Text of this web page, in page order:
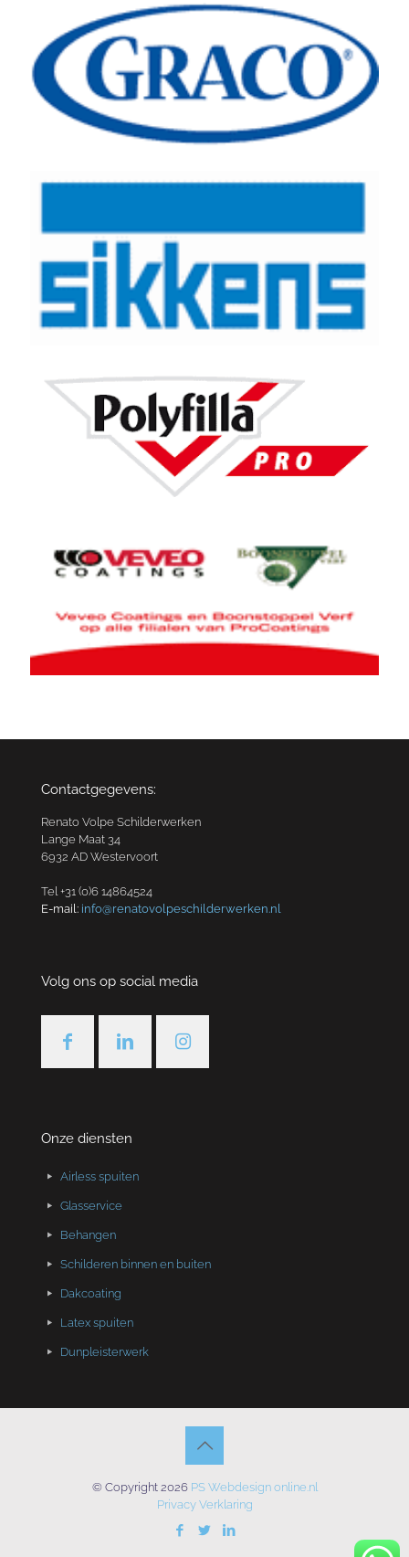
Contactgegevens:
Renato Volpe Schilderwerken
Lange Maat 34
6932 AD Westervoort
Tel +31 (0)6 14864524
E-mail: info@renatovolpeschilderwerken.nl
Volg ons op social media
Onze diensten
Airless spuiten
Glasservice
Behangen
Schilderen binnen en buiten
Dakcoating
Latex spuiten
Dunpleisterwerk
© Copyright 2026PS Webdesign online.nl
Privacy Verklaring